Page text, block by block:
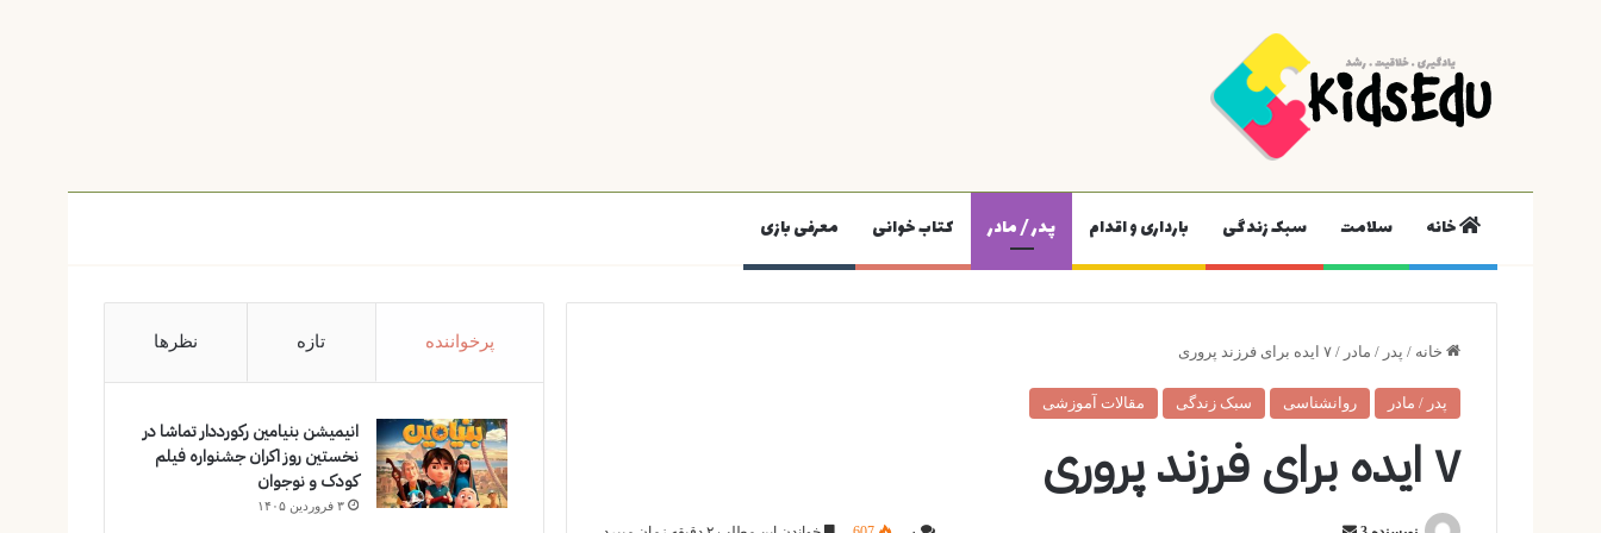
خانه سلامت سبک زندگی بارداری و اقدام پدر / مادر کتاب خوانی معرفی بازی
خانه / پدر / مادر / ۷ ایده برای فرزند پروری
پدر / مادر روانشناسی سبک زندگی مقالات آموزشی
۷ ایده برای فرزند پروری
پرخواننده تازه نظرها
انیمیشن بنیامین رکورددار تماشا در
نخستین روز اکران‌ جشنواره فیلم
کودک و نوجوان
۳ فروردین ۱۴۰۵